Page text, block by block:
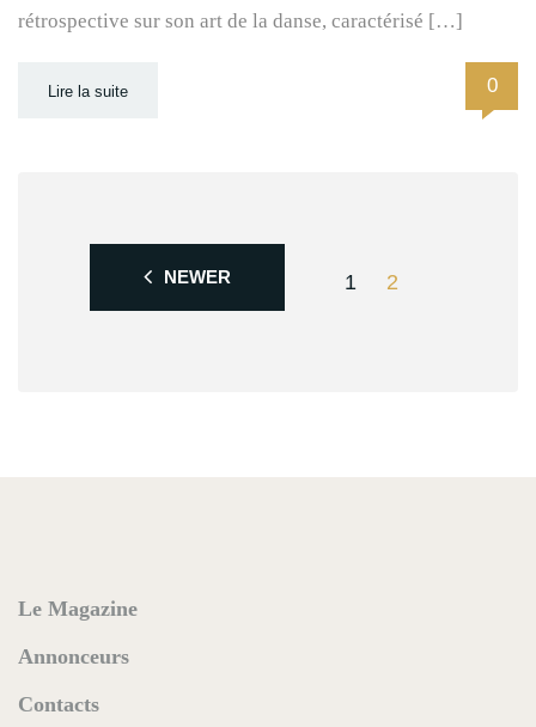
rétrospective sur son art de la danse, caractérisé […]
Lire la suite 0
NEWER 1 2
Le Magazine
Annonceurs
Contacts